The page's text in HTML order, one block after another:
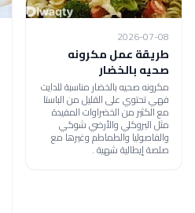
2026-07-08
طريقة عمل مكرونه
صحيه بالخضار
مكرونه صحيه بالخضار مناسبة للدايت
فهي تحتوي على القليل من الباستا
مع الكثير من الخضراوات المفيدة
مثل البروكلي والأرضي شوكي
والفاصوليا والطماطم وغيرها مع
صلصة إيطالية شهية .